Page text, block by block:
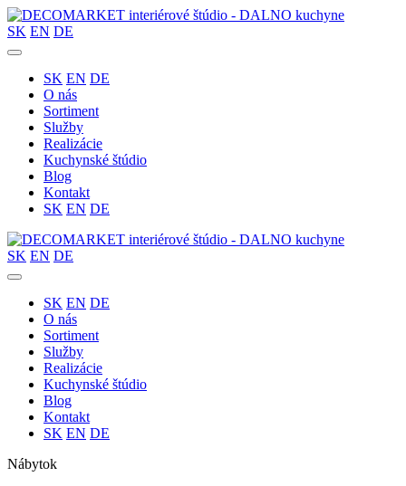
SK EN DE
SK EN DE
O nás
Sortiment
Služby
Realizácie
Kuchynské štúdio
Blog
Kontakt
SK EN DE
SK EN DE
SK EN DE
O nás
Sortiment
Služby
Realizácie
Kuchynské štúdio
Blog
Kontakt
SK EN DE
Nábytok